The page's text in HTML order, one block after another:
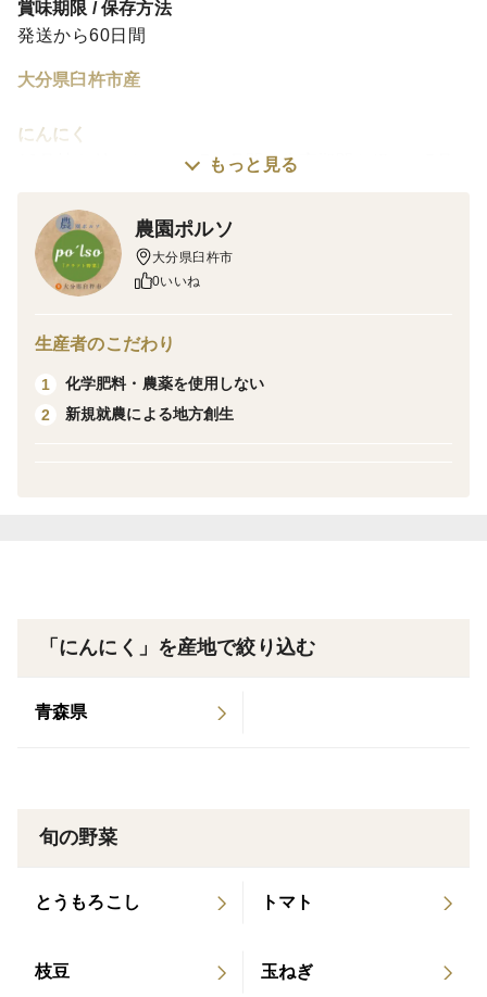
賞味期限 / 保存方法
発送から60日間
大分県臼杵市産
にんにく
10月植え付けをして、7カ月間の生育期間を経て、5月
冬の寒さを耐え、春の温もりとともにぐんと大きくな
り、うまみが濃縮したにんにくを是非、ご堪能くださ
い！
栽培
込みます。それが、堆肥となり、土の栄養補給や微生物
もっと見る
農園ポルソ
大分県臼杵市
0いいね
生産者のこだわり
1
化学肥料・農薬を使用しない
2
新規就農による地方創生
「にんにく」を産地で絞り込む
青森県
旬の野菜
とうもろこし トマト
枝豆 玉ねぎ